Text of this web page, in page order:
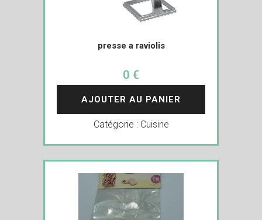
presse a raviolis
0 €
AJOUTER AU PANIER
Catégorie : Cuisine